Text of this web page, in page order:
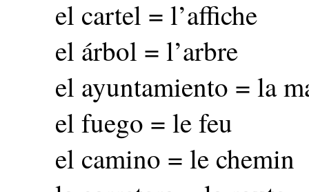
el cartel = l’affiche
el árbol = l’arbre
el ayuntamiento = la
el fuego = le feu
el camino = le chemin